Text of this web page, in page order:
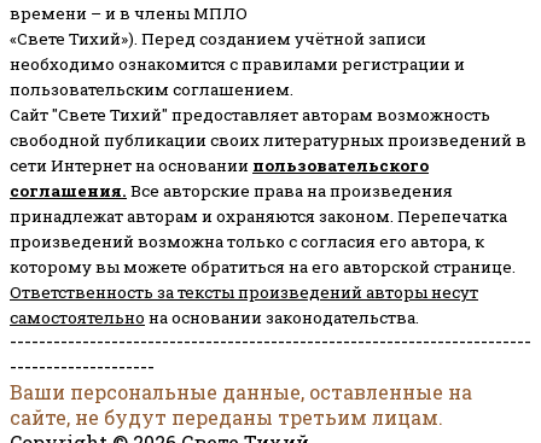
времени – и в члены МПЛО
«Свете Тихий»). Перед созданием учётной записи
необходимо ознакомится с правилами регистрации и
пользовательским соглашением.
Сайт "Свете Тихий" предоставляет авторам возможность
свободной публикации своих литературных произведений в
сети Интернет на основании пользовательского
соглашения. Все авторские права на произведения
принадлежат авторам и охраняются законом. Перепечатка
произведений возможна только с согласия его автора, к
которому вы можете обратиться на его авторской странице.
Ответственность за тексты произведений авторы несут
самостоятельно на основании законодательства.
------------------------------------------------------------------------
--------------------
Ваши персональные данные, оставленные на
сайте, не будут переданы третьим лицам.